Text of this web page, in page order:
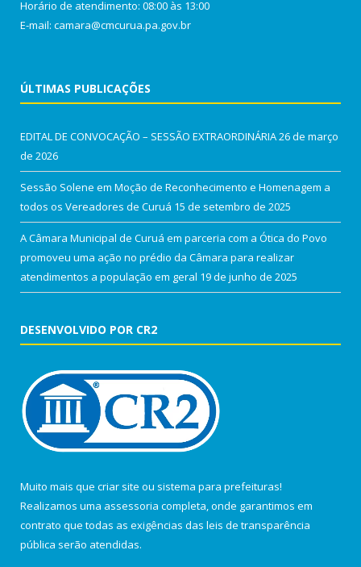
Horário de atendimento: 08:00 às 13:00
E-mail: camara@cmcurua.pa.gov.br
ÚLTIMAS PUBLICAÇÕES
EDITAL DE CONVOCAÇÃO – SESSÃO EXTRAORDINÁRIA26 de março
de 2026
Sessão Solene em Moção de Reconhecimento e Homenagem a
todos os Vereadores de Curuá 15 de setembro de 2025
A Câmara Municipal de Curuá em parceria com a Ótica do Povo
promoveu uma ação no prédio da Câmara para realizar
atendimentos a população em geral 19 de junho de 2025
DESENVOLVIDO POR CR2
Muito mais que criar site ou sistema para prefeituras!
Realizamos uma assessoria completa, onde garantimos em
contrato que todas as exigências das leis de transparência
pública serão atendidas.